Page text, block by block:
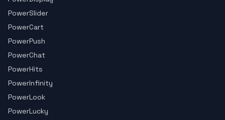
PowerSlider
PowerCart
PowerPush
PowerChat
PowerHits
PowerInfinity
PowerLook
PowerLucky